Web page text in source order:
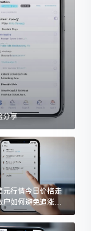
分享
元行情今日价格走
户如何避免追涨杀